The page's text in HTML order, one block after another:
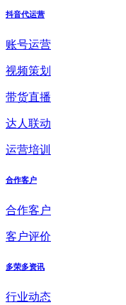
抖音代运营
账号运营
视频策划
带货直播
达人联动
运营培训
合作客户
合作客户
客户评价
多荣多资讯
行业动态